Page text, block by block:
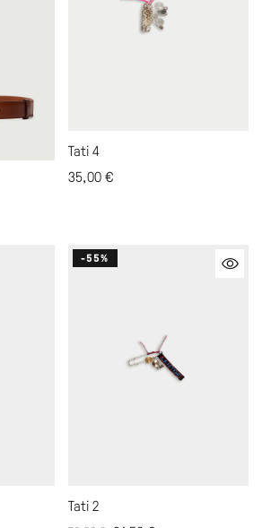
Tati 4
35,00€
-55%
Tati 2